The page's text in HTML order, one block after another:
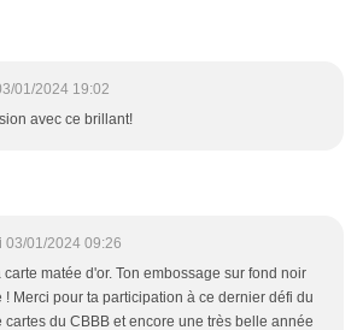
01/2024 19:02
avec ce brillant!
03/01/2024 09:26
matée d'or. Ton embossage sur fond noir
! Merci pour ta participation à ce dernier défi du
cartes du CBBB et encore une très belle année